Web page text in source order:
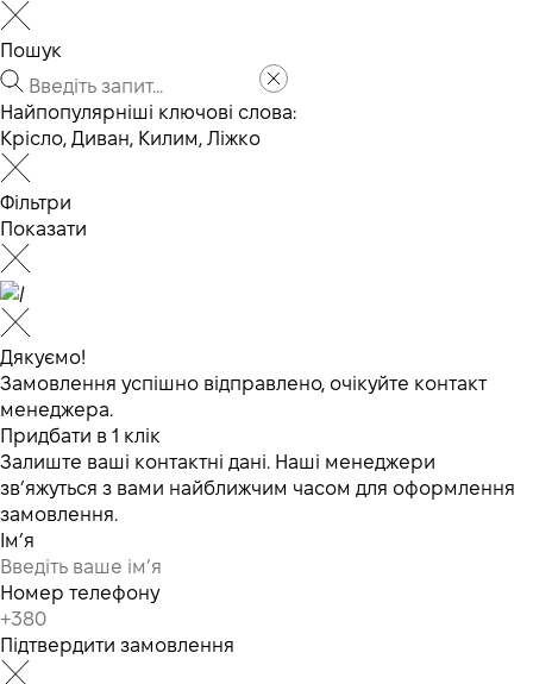
Пошук
Найпопулярніші ключові слова:
Крісло, Диван, Килим, Ліжко
Фільтри
Показати
Дякуємо!
Замовлення успішно відправлено, очікуйте контакт
менеджера.
Придбати в 1 клік
Залиште ваші контактні дані. Наші менеджери
зв’яжуться з вами найближчим часом для оформлення
замовлення.
Ім’я
Номер телефону
Підтвердити замовлення